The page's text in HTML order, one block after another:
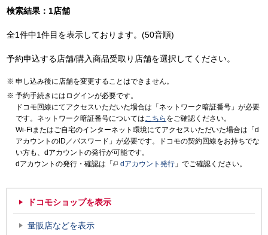
検索結果：1店舗
全1件中1件目を表示しております。(50音順)
予約申込する店舗/購入商品受取り店舗を選択してください。
申し込み後に店舗を変更することはできません。
予約手続きにはログインが必要です。
ドコモ回線にてアクセスいただいた場合は「ネットワーク暗証番号」が必要
です。ネットワーク暗証番号についてはこちら をご確認ください。
Wi-Fiまたはご自宅のインターネット環境にてアクセスいただいた場合は「d
アカウントのID／パスワード」が必要です。ドコモの契約回線をお持ちでな
い方も、dアカウントの発行が可能です。
dアカウントの発行・確認は「
dアカウント発行 」でご確認ください。
ドコモショップを表示
量販店などを表示